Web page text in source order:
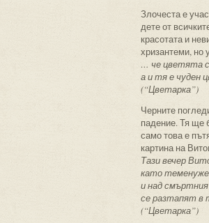
Злочеста е
дете от
красотата и
хризантеми, но
… че цветята
а и тя е чуден
(“Цветарка”)
Черните
падение. Тя ще
само това е
картина на
Тази вечер
като
и над смъртния
се разтапят в
(“Цветарка”)